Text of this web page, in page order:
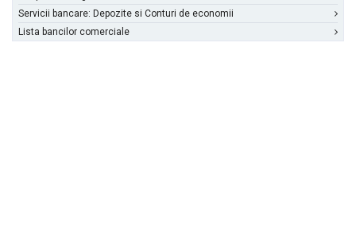
Servicii bancare: Depozite si Conturi de economii
Lista bancilor comerciale